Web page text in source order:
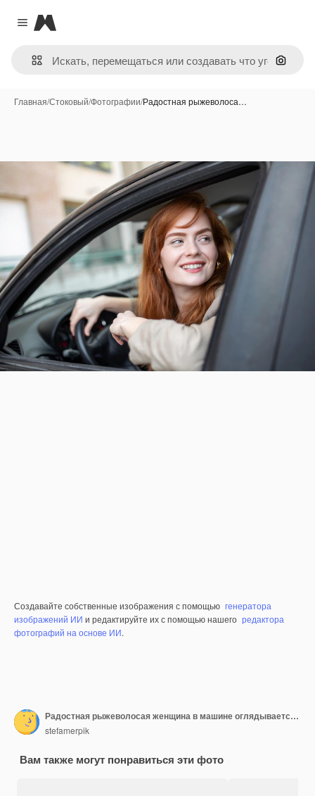
Close menu
Magnific
Поиск
Главная/Стоковый/Фотографии/Радостная рыжеволоса…
Создавайте собственные изображения с помощью генератора
изображений ИИ и редактируйте их с помощью нашего редактора
фотографий на основе ИИ.
Радостная рыжеволосая женщина в машине оглядывается с водительского сиденья во время вождения в течение дня
stefamerpik
Вам также могут понравиться эти фото